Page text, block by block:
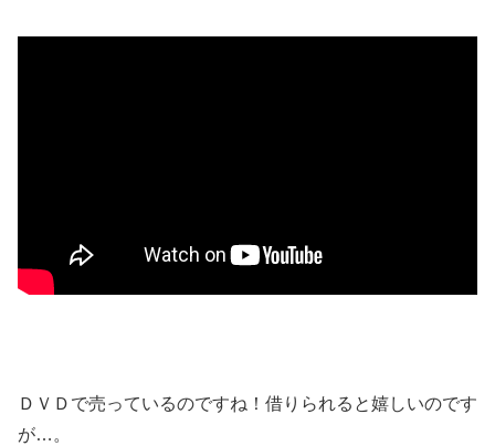
ＤＶＤで売っているのですね！借りられると嬉しいのです
が…。